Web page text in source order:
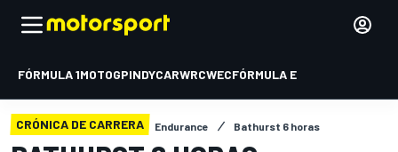
FÓRMULA 1MOTOGPINDYCARWRCWECFÓRMULA E
CRÓNICA DE CARRERA Endurance Bathurst 6 horas